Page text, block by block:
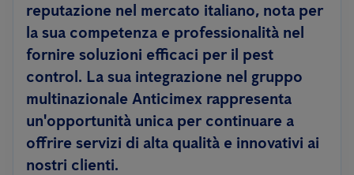
reputazione nel mercato italiano, nota per
la sua competenza e professionalità nel
fornire soluzioni efficaci per il pest
control. La sua integrazione nel gruppo
multinazionale Anticimex rappresenta
un'opportunità unica per continuare a
offrire servizi di alta qualità e innovativi ai
nostri clienti.